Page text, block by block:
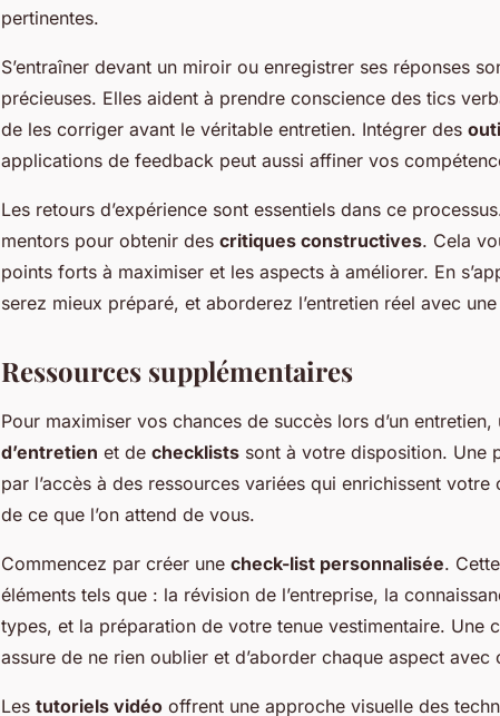
pertinentes.
S’entraîner devant un miroir ou enregistrer ses réponses
précieuses. Elles aident à prendre conscience des tics
de les corriger avant le véritable entretien. Intégrer des
applications de feedback peut aussi affiner vos
Les retours d’expérience sont essentiels dans ce
mentors pour obtenir des critiques constructives. Cela
points forts à maximiser et les aspects à améliorer. En
serez mieux préparé, et aborderez l’entretien réel avec
Ressources supplémentaires
Pour maximiser vos chances de succès lors d’un
d’entretien et de checklists sont à votre disposition. Une
par l’accès à des ressources variées qui enrichissent votre
de ce que l’on attend de vous.
Commencez par créer une check-list personnalisée.
éléments tels que : la révision de l’entreprise, la
types, et la préparation de votre tenue vestimentaire. Une
assure de ne rien oublier et d’aborder chaque aspect avec
Les tutoriels vidéo offrent une approche visuelle des